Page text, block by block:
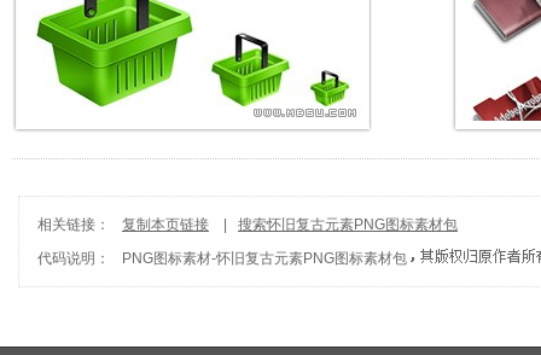
相关链接： 复制本页链接
搜索怀旧复古元素PNG图标素材包
代码说明：
PNG图标素材-怀旧复古元素PNG图标素材包